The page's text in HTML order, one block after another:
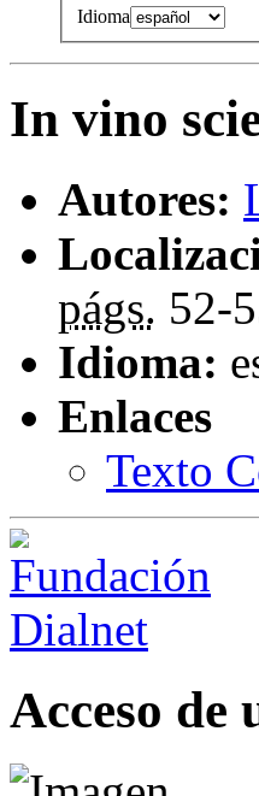
Idioma
In vino
Autores:
págs. 52-
Idioma:
Enlaces
Texto
Acceso de